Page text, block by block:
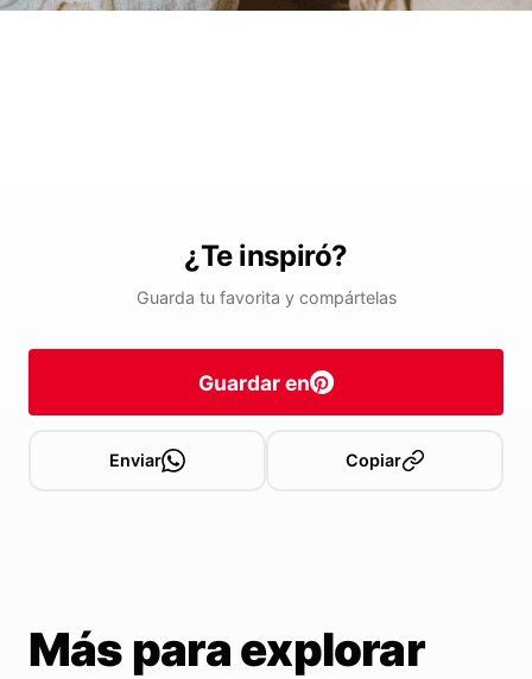
¿Te inspiró?
Guarda tu favorita y compártelas
Guardar en
Enviar Copiar
Más para explorar